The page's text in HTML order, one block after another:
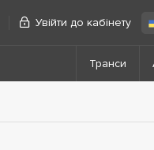
Увійти до кабінету
Транси